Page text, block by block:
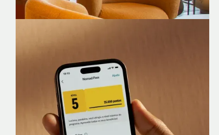
Nomad Lounge
Sala VIP no Aeroporto de Guarulhos